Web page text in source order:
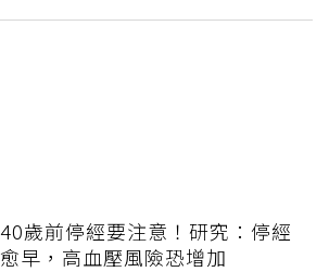
40歲前停經要注意！研究：停經
愈早，高血壓風險恐增加